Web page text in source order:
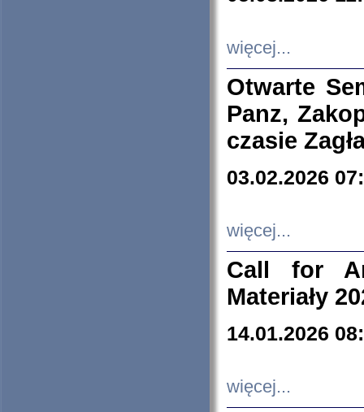
więcej...
Otwarte
Panz,
czasie
03.02.2026
więcej...
Call for
Materiały
14.01.2026
więcej...